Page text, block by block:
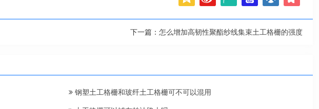
下一篇： 怎么增加高韧性聚酯纱线集束土工格栅的强度
钢塑土工格栅和玻纤土工格栅可不可以混用